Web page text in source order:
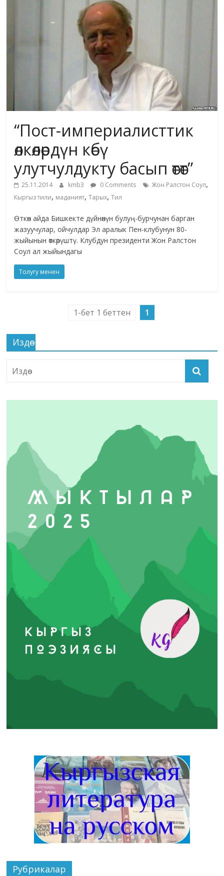
“Пост-империалисттик
өлкөлөрдүн көбү
улутчулдукту басып өтөт”
25.11.2014 kmb3 0 Comments Жон Ралстон Соул,
Кыргыз тили, маданият,Тарых,Тил
Өткөн айда Бишкекте дүйнөнүн булуң-бурчунан барган
жазуучулар, ойчулдар Эл аралык Пен-клубунун 80-
жыйынын өткөрүштү. Клубдун президенти Жон Ралстон
Соул ал жыйындагы
Толугу менен
1-бет 1 беттен 1
Издөө
Рубрикалар